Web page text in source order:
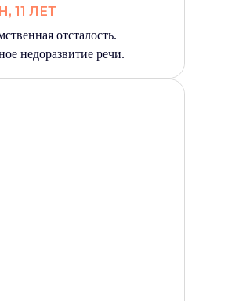
11 ЛЕТ
отсталость.
недоразвитие речи.